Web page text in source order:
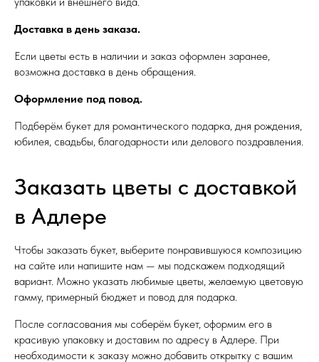
Доставка в день заказа.
Если цветы есть в наличии и заказ оформлен заранее,
возможна доставка в день обращения.
Оформление под повод.
Подберём букет для романтического подарка, дня рождения,
юбилея, свадьбы, благодарности или делового поздравления.
Заказать цветы с доставкой
в Адлере
Чтобы заказать букет, выберите понравившуюся композицию
на сайте или напишите нам — мы подскажем подходящий
вариант. Можно указать любимые цветы, желаемую цветовую
гамму, примерный бюджет и повод для подарка.
После согласования мы соберём букет, оформим его в
красивую упаковку и доставим по адресу в Адлере. При
необходимости к заказу можно добавить открытку с вашим
ПРИ ЗАКАЗЕ ОТ 7000 РУБЛЕЙ
БЕСПЛАТНО ДОСТАВИМ
ОТ 15 МИНУТ
ПРИЕЗЖАЙТЕ В НАШИ
СОЧИ КРАСНАЯ ПОЛЯНА